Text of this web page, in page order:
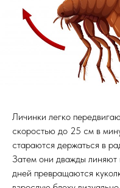
Личинки легко
скоростью до 25 см в
стараются держаться в
Затем они дважды линяют
дней превращаются